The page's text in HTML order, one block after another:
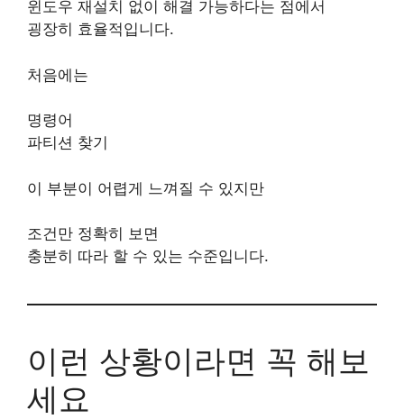
윈도우 재설치 없이 해결 가능하다는 점에서
굉장히 효율적입니다.
처음에는
명령어
파티션 찾기
이 부분이 어렵게 느껴질 수 있지만
조건만 정확히 보면
충분히 따라 할 수 있는 수준입니다.
이런 상황이라면 꼭 해보
세요